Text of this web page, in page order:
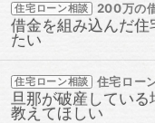
金があって審査に通る
があって通る
審査
る方法
通る方法
住宅ローン相談 200万の
借金を組み込んだ
たい
住宅ローン相談 住宅ロー
旦那が破産してい
教えてほしい